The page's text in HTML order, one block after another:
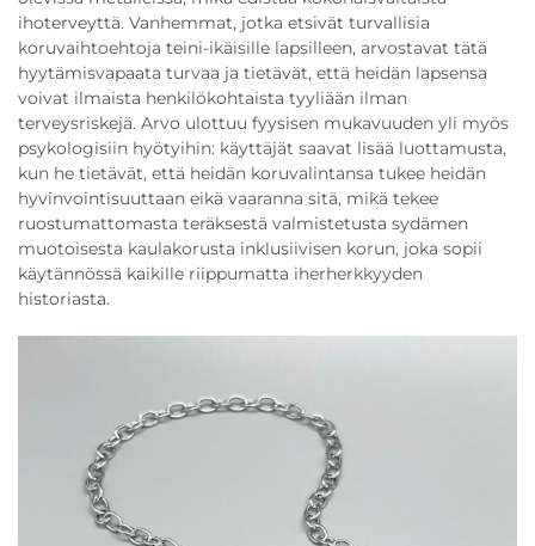
ihoterveyttä. Vanhemmat, jotka etsivät turvallisia
koruvaihtoehtoja teini-ikäisille lapsilleen, arvostavat tätä
hyytämisvapaata turvaa ja tietävät, että heidän lapsensa
voivat ilmaista henkilökohtaista tyyliään ilman
terveysriskejä. Arvo ulottuu fyysisen mukavuuden yli myös
psykologisiin hyötyihin: käyttäjät saavat lisää luottamusta,
kun he tietävät, että heidän koruvalintansa tukee heidän
hyvinvointisuuttaan eikä vaaranna sitä, mikä tekee
ruostumattomasta teräksestä valmistetusta sydämen
muotoisesta kaulakorusta inklusiivisen korun, joka sopii
käytännössä kaikille riippumatta iherherkkyyden
historiasta.